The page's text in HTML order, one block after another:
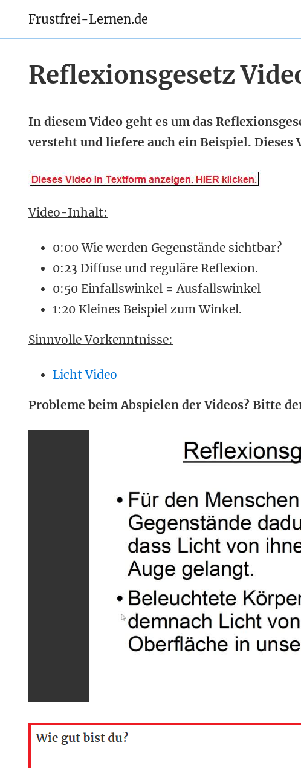
Frustfrei-Lernen.de
Reflexionsgesetz
In diesem Video geht es um das
versteht und liefere auch ein Beispiel.
Video-Inhalt:
0:00 Wie werden Gegenstände sichtbar?
0:23 Diffuse und reguläre Reflexion.
0:50 Einfallswinkel = Ausfallswinkel
1:20 Kleines Beispiel zum Winkel.
Sinnvolle Vorkenntnisse:
Licht Video
Probleme beim Abspielen der Videos? Bitte